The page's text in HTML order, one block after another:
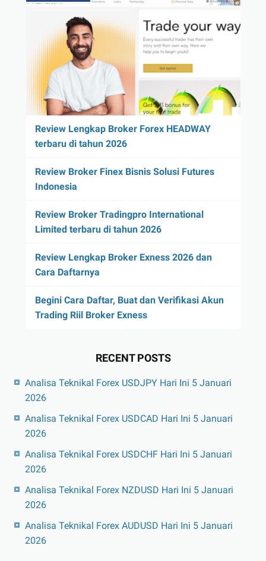
Review Lengkap Broker Forex HEADWAY
terbaru di tahun 2026
Review Broker Finex Bisnis Solusi Futures
Indonesia
Review Broker Tradingpro International
Limited terbaru di tahun 2026
Review Lengkap Broker Exness 2026 dan
Cara Daftarnya
Begini Cara Daftar, Buat dan Verifikasi Akun
Trading Riil Broker Exness
RECENT POSTS
Analisa Teknikal Forex USDJPY Hari Ini 5 Januari
2026
Analisa Teknikal Forex USDCAD Hari Ini 5 Januari
2026
Analisa Teknikal Forex USDCHF Hari Ini 5 Januari
2026
Analisa Teknikal Forex NZDUSD Hari Ini 5 Januari
2026
Analisa Teknikal Forex AUDUSD Hari Ini 5 Januari
2026